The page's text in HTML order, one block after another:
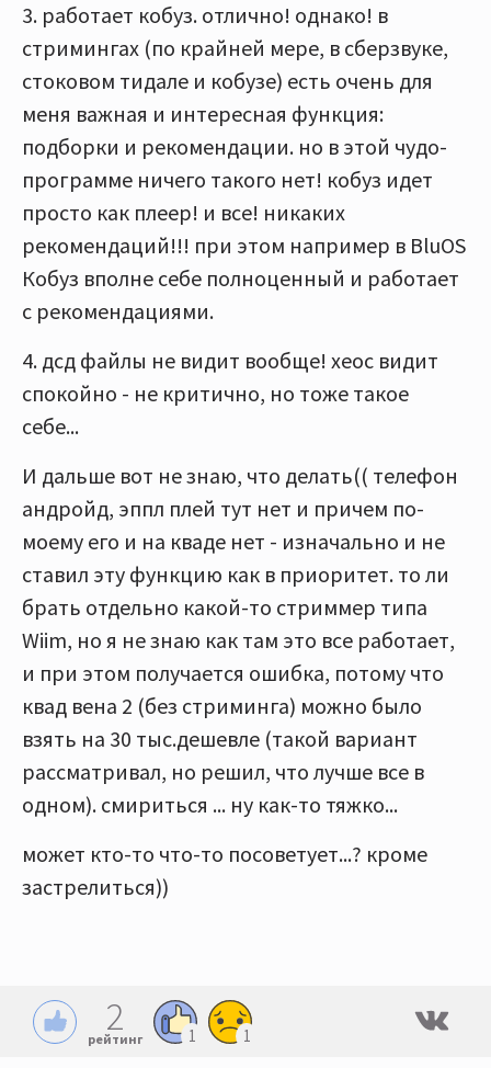
3. работает кобуз. отлично! однако! в
стримингах (по крайней мере, в сберзвуке,
стоковом тидале и кобузе) есть очень для
меня важная и интересная функция:
подборки и рекомендации. но в этой чудо-
программе ничего такого нет! кобуз идет
просто как плеер! и все! никаких
рекомендаций!!! при этом например в BluOS
Кобуз вполне себе полноценный и работает
с рекомендациями.
4. дсд файлы не видит вообще! хеос видит
спокойно - не критично, но тоже такое
себе...
И дальше вот не знаю, что делать(( телефон
андройд, эппл плей тут нет и причем по-
моему его и на кваде нет - изначально и не
ставил эту функцию как в приоритет. то ли
брать отдельно какой-то стриммер типа
Wiim, но я не знаю как там это все работает,
и при этом получается ошибка, потому что
квад вена 2 (без стриминга) можно было
взять на 30 тыс.дешевле (такой вариант
рассматривал, но решил, что лучше все в
одном). смириться ... ну как-то тяжко...
может кто-то что-то посоветует...? кроме
застрелиться))
2
рейтинг 1 1